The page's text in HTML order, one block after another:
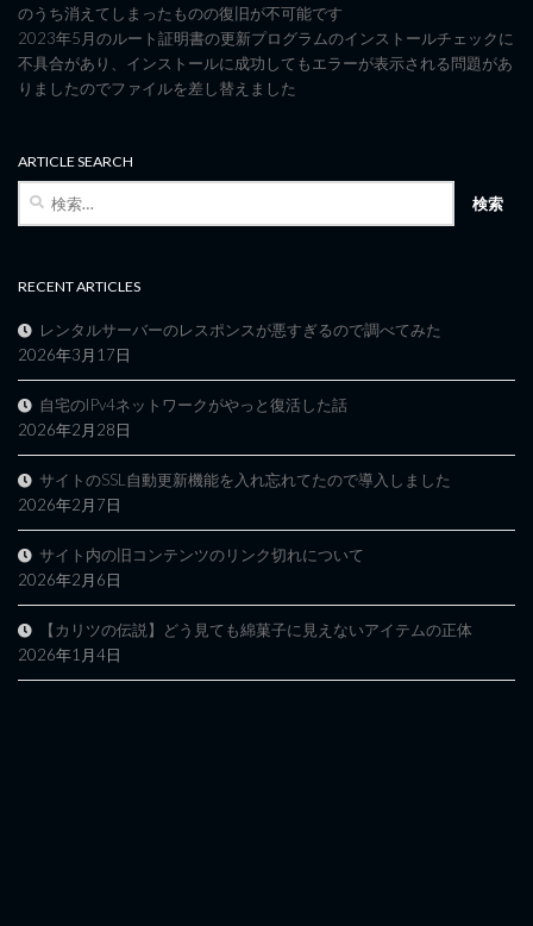
のうち消えてしまったものの復旧が不可能です
2023年5月のルート証明書の更新プログラムのインストールチェックに
不具合があり、インストールに成功してもエラーが表示される問題があ
りましたのでファイルを差し替えました
ARTICLE SEARCH
RECENT ARTICLES
レンタルサーバーのレスポンスが悪すぎるので調べてみた
2026年3月17日
自宅のIPv4ネットワークがやっと復活した話
2026年2月28日
サイトのSSL自動更新機能を入れ忘れてたので導入しました
2026年2月7日
サイト内の旧コンテンツのリンク切れについて
2026年2月6日
【カリツの伝説】どう見ても綿菓子に見えないアイテムの正体
2026年1月4日